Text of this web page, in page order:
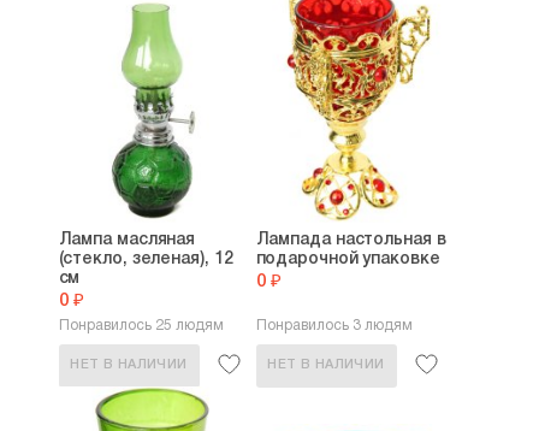
Лампа масляная
(стекло, зеленая), 12
см
0 ₽
Понравилось 25 людям
НЕТ В НАЛИЧИИ
Лампада настольная в
подарочной упаковке
0 ₽
Понравилось 3 людям
НЕТ В НАЛИЧИИ